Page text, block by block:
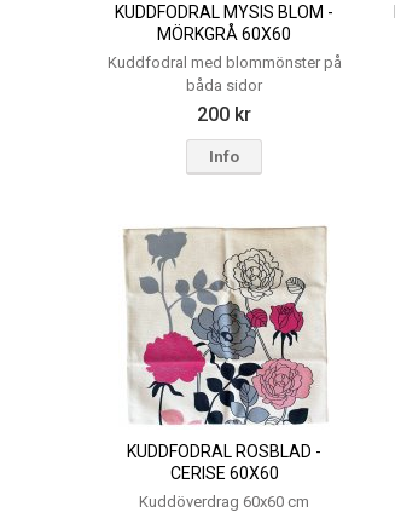
KUDDFODRAL MYSIS BLOM -
MÖRKGRÅ 60X60
Kuddfodral med blommönster på
båda sidor
200 kr
Info
KUDDFODRAL ROSBLAD -
CERISE 60X60
Kuddöverdrag 60x60 cm